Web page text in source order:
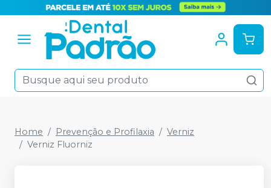
Home Prevenção e Profilaxia
Verniz
Verniz Fluorniz